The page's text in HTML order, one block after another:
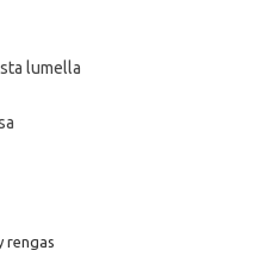
lumella
rengas